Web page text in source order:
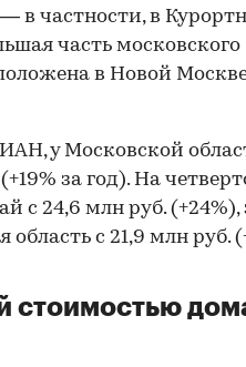
в частности, в
часть московского
в Новой
у Московской
за год). На
с 24,6 млн руб.
с 21,9 млн руб.
стоимостью